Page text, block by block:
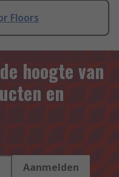
Floors
hoogte van
en
Aanmelden